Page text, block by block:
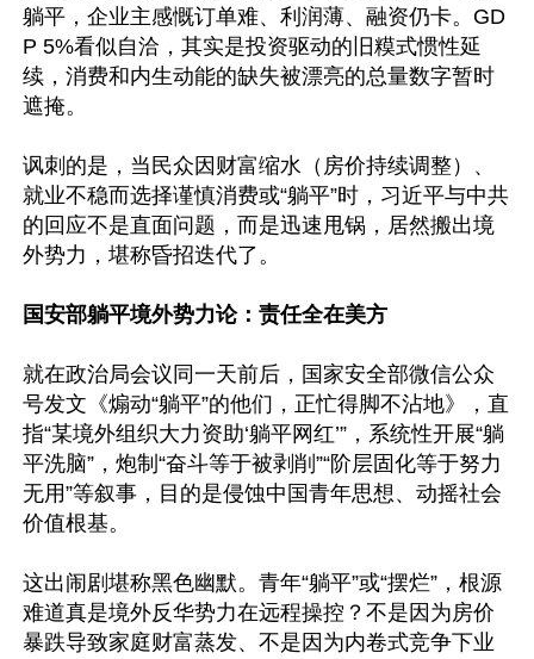
躺平，企业主感慨订单难、利润薄、融资仍卡。GD
P 5%看似自洽，其实是投资驱动的旧糢式惯性延
续，消费和内生动能的缺失被漂亮的总量数字暂时
遮掩。
讽刺的是，当民众因财富缩水（房价持续调整）、
就业不稳而选择谨慎消费或“躺平”时，习近平与中共
的回应不是直面问题，而是迅速甩锅，居然搬出境
外势力，堪称昏招迭代了。
国安部躺平境外势力论：责任全在美方
就在政治局会议同一天前后，国家安全部微信公众
号发文《煽动“躺平”的他们，正忙得脚不沾地》，直
指“某境外组织大力资助‘躺平网红’”，系统性开展“躺
平洗脑”，炮制“奋斗等于被剥削”“阶层固化等于努力
无用”等叙事，目的是侵蚀中国青年思想、动摇社会
价值根基。
这出闹剧堪称黑色幽默。青年“躺平”或“摆烂”，根源
难道真是境外反华势力在远程操控？不是因为房价
暴跌导致家庭财富蒸发、不是因为内卷式竞争下业